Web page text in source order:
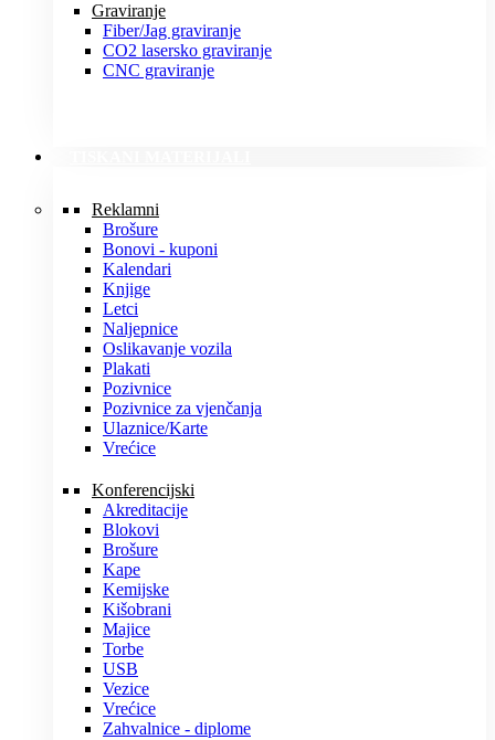
Graviranje
Fiber/Jag graviranje
CO2 lasersko graviranje
CNC graviranje
Reklamni
Brošure
Bonovi - kuponi
Kalendari
Knjige
Letci
Naljepnice
Oslikavanje vozila
Plakati
Pozivnice
Pozivnice za vjenčanja
Ulaznice/Karte
Vrećice
Konferencijski
Akreditacije
Blokovi
Brošure
Kape
Kemijske
Kišobrani
Majice
Torbe
USB
Vezice
Vrećice
Zahvalnice - diplome